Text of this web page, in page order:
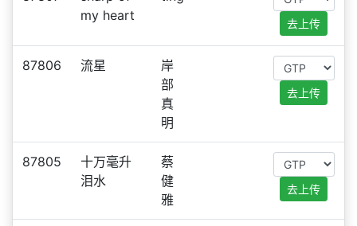
my heart
去上传
87806 流星
岸
部
真
明
去上传
87805
十万毫升
泪水
蔡
健
雅
去上传